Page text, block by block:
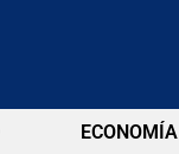
ECONOMÍA